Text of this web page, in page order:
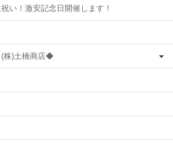
い！激安記念日開催します！
(株)土橋商店◆